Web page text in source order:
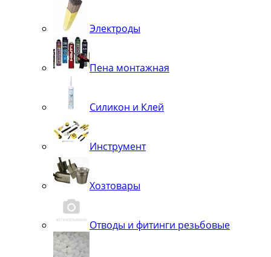
Электроды
Пена монтажная
Силикон и Клей
Инструмент
Хозтовары
Отводы и фитинги резьбовые